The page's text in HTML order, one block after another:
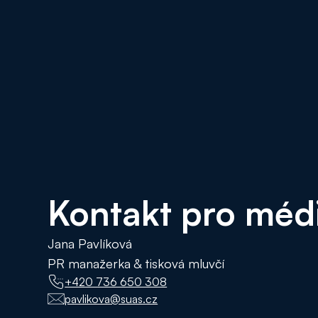
Kontakt pro
Jana Pavlíková
PR manažerka & tisková mluvčí
+420 736 650 308
pavlikova@suas.cz